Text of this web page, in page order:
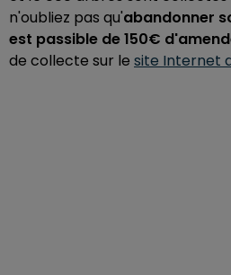
n'oubliez pas qu'abandonner
est passible de 150€
de collecte sur le site Internet